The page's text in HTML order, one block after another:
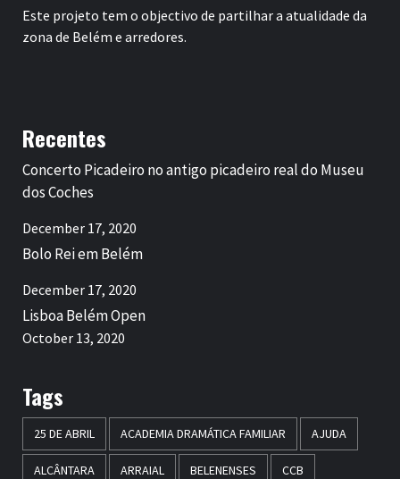
Este projeto tem o objectivo de partilhar a atualidade da
zona de Belém e arredores.
Recentes
Concerto Picadeiro no antigo picadeiro real do Museu
dos Coches
December 17, 2020
Bolo Rei em Belém
December 17, 2020
Lisboa Belém Open
October 13, 2020
Tags
25 DE ABRIL ACADEMIA DRAMÁTICA FAMILIAR AJUDA
ALCÂNTARA ARRAIAL BELENENSES CCB